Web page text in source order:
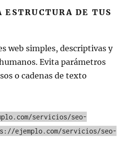
ESTRUCTURA DE TUS
web simples, descriptivas y
Evita parámetros
o cadenas de texto
servicios/seo-
ejemplo.com/servicios/seo-